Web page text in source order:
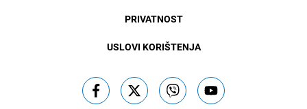
PRIVATNOST
USLOVI KORIŠTENJA